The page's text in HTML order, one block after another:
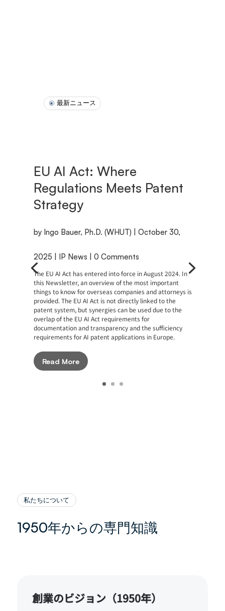
最新ニュース
EU AI Act: Where
Regulations Meets Patent
Strategy
by Ingo Bauer, Ph.D. (WHUT) October 30,
2025 IP News | 0 Comments
The EU AI Act has entered into force in August 2024. In
this Newsletter, an overview of the most important
things to know for overseas companies and attorneys is
provided. The EU AI Act is not directly linked to the
patent system, but synergies can be used due to the
overlap of the EU AI Act requirements for
documentation and transparency and the sufficiency
requirements for AI patent applications in Europe.
Read More
私たちについて
1950年からの専門知識
創業のビジョン（1950年）